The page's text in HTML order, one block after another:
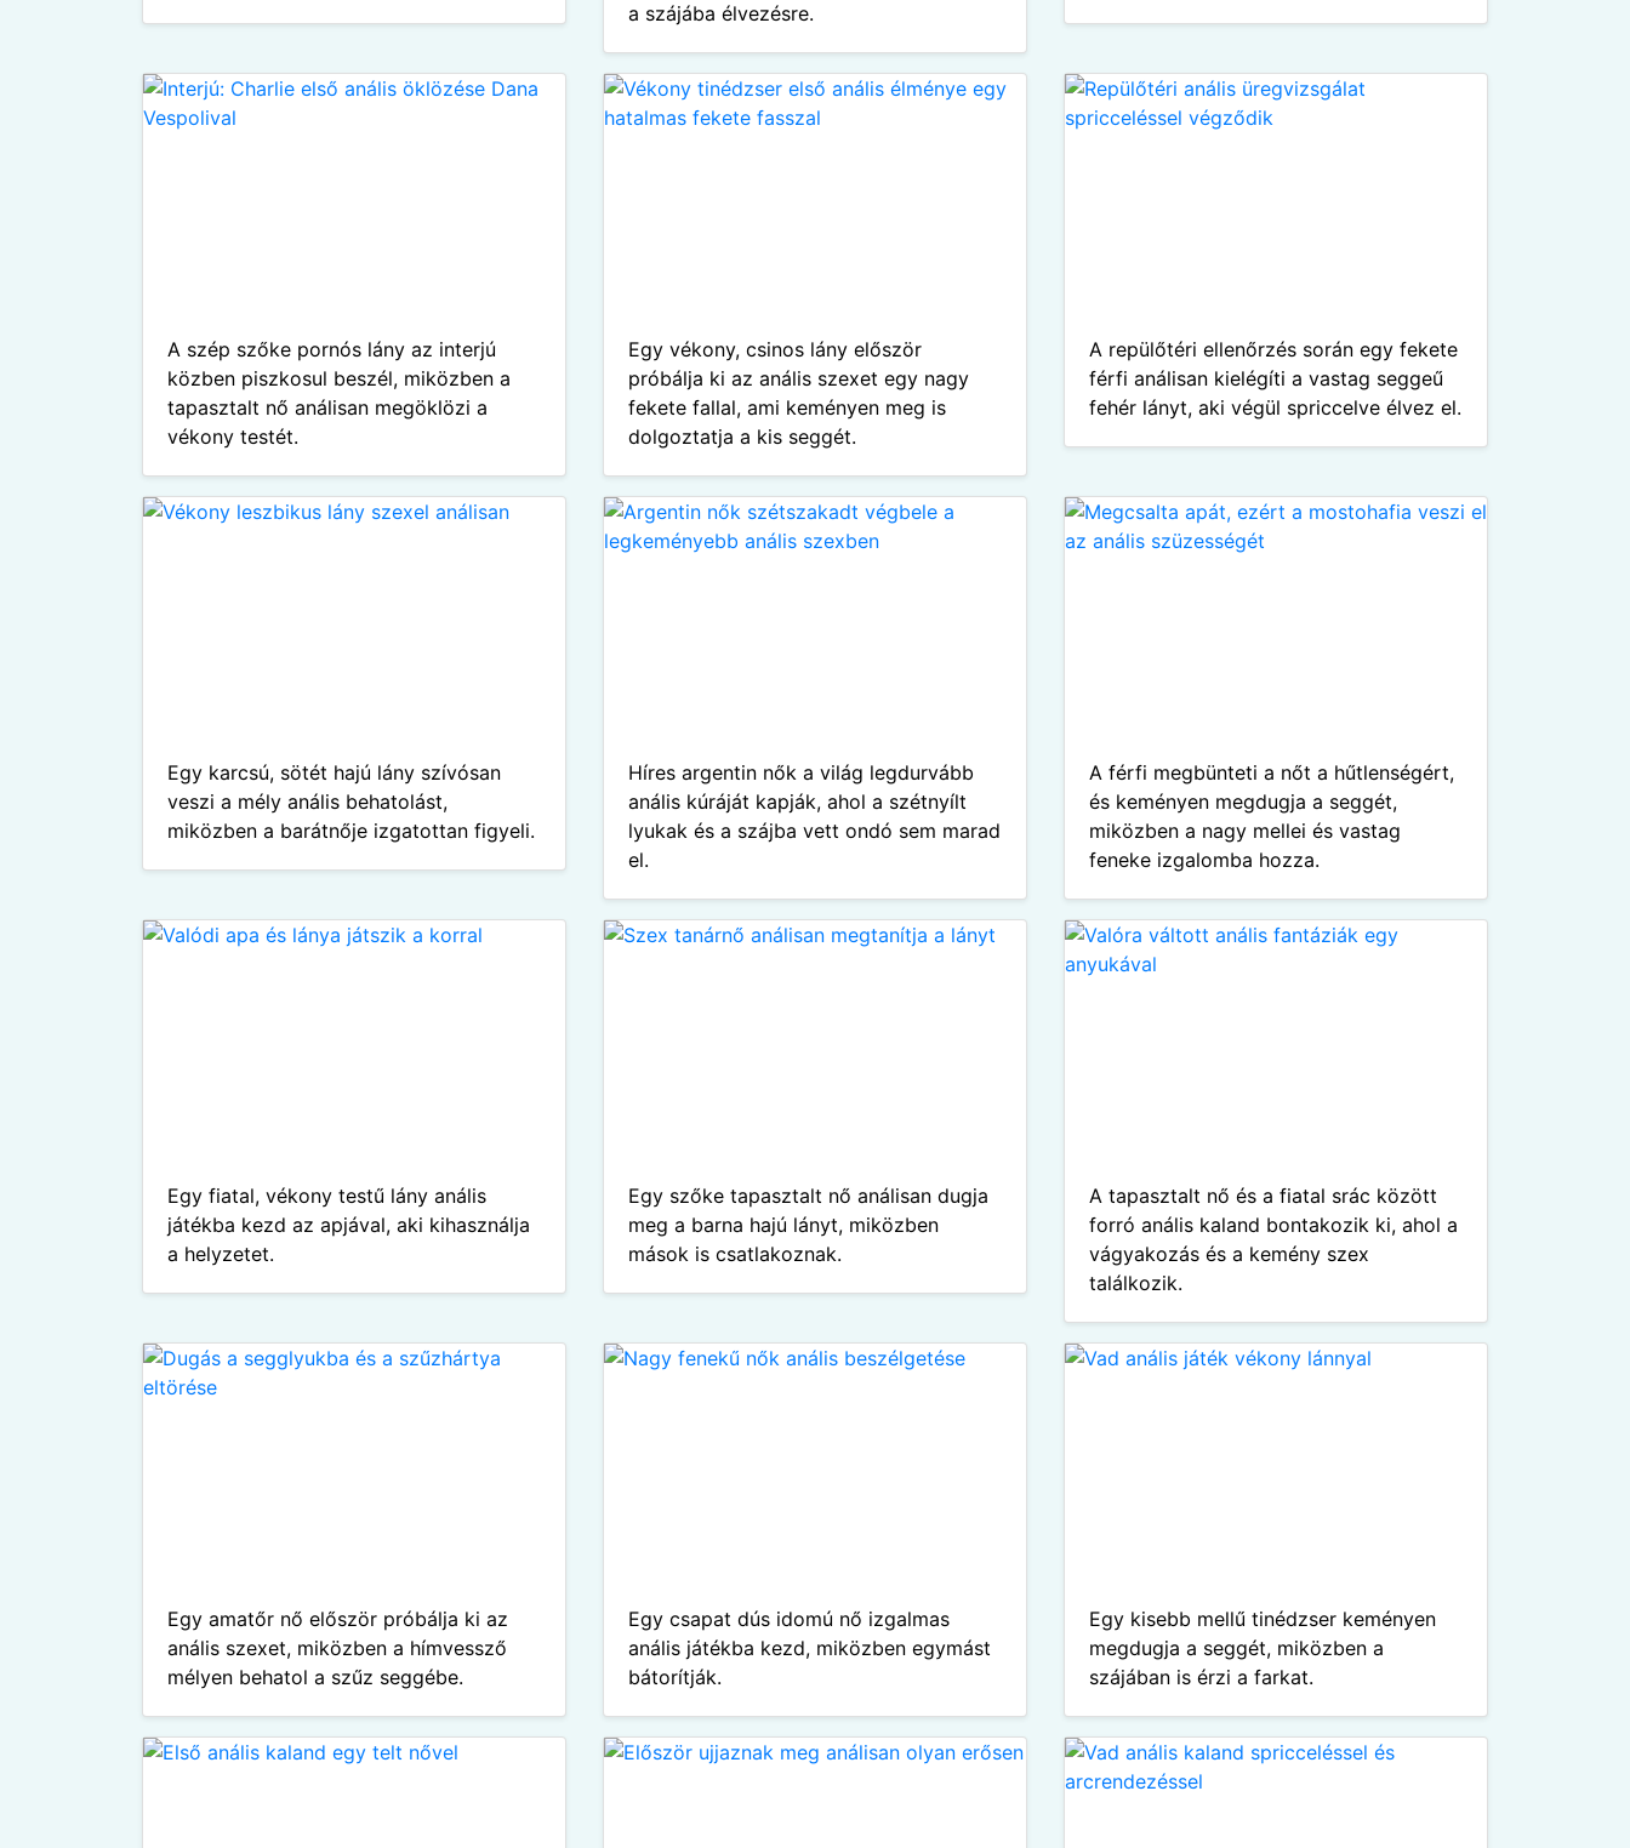
a szájába élvezésre.
A szép szőke pornós lány az interjú
közben piszkosul beszél, miközben a
tapasztalt nő análisan megöklözi a
vékony testét.
Egy vékony, csinos lány először
próbálja ki az anális szexet egy nagy
fekete fallal, ami keményen meg is
dolgoztatja a kis seggét.
A repülőtéri ellenőrzés során egy fekete
férfi análisan kielégíti a vastag seggeű
fehér lányt, aki végül spriccelve élvez el.
Egy karcsú, sötét hajú lány szívósan
veszi a mély anális behatolást,
miközben a barátnője izgatottan figyeli.
Híres argentin nők a világ legdurvább
anális kúráját kapják, ahol a szétnyílt
lyukak és a szájba vett ondó sem marad
el.
A férfi megbünteti a nőt a hűtlenségért,
és keményen megdugja a seggét,
miközben a nagy mellei és vastag
feneke izgalomba hozza.
Egy fiatal, vékony testű lány anális
játékba kezd az apjával, aki kihasználja
a helyzetet.
Egy szőke tapasztalt nő análisan dugja
meg a barna hajú lányt, miközben
mások is csatlakoznak.
A tapasztalt nő és a fiatal srác között
forró anális kaland bontakozik ki, ahol a
vágyakozás és a kemény szex
találkozik.
Egy amatőr nő először próbálja ki az
anális szexet, miközben a hímvessző
mélyen behatol a szűz seggébe.
Egy csapat dús idomú nő izgalmas
anális játékba kezd, miközben egymást
bátorítják.
Egy kisebb mellű tinédzser keményen
megdugja a seggét, miközben a
szájában is érzi a farkat.